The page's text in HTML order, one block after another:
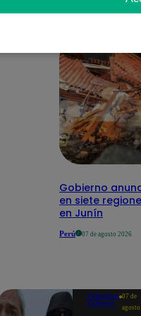
Gobierno
en siete
en Junín
Perú 07 de agosto 2026
Valentina
Valiente
07 de
agosto